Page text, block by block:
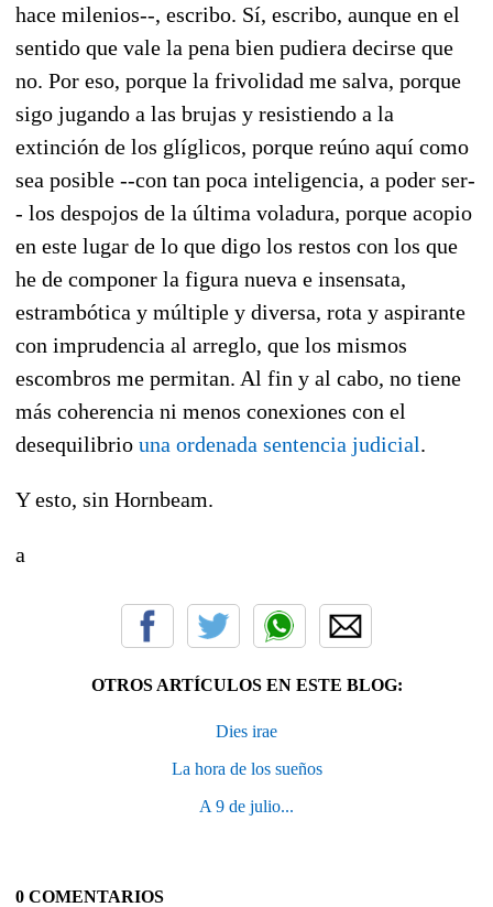
hace milenios--, escribo. Sí, escribo, aunque en el
sentido que vale la pena bien pudiera decirse que
no. Por eso, porque la frivolidad me salva, porque
sigo jugando a las brujas y resistiendo a la
extinción de los glíglicos, porque reúno aquí como
sea posible --con tan poca inteligencia, a poder ser-
- los despojos de la última voladura, porque acopio
en este lugar de lo que digo los restos con los que
he de componer la figura nueva e insensata,
estrambótica y múltiple y diversa, rota y aspirante
con imprudencia al arreglo, que los mismos
escombros me permitan. Al fin y al cabo, no tiene
más coherencia ni menos conexiones con el
desequilibrio una ordenada sentencia judicial.
Y esto, sin Hornbeam.
a
OTROS ARTÍCULOS EN ESTE BLOG:
Dies irae
La hora de los sueños
A 9 de julio...
0 COMENTARIOS